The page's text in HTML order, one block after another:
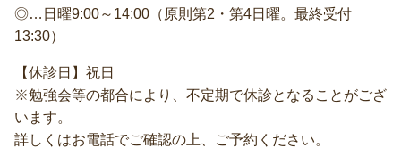
◎…日曜9:00～14:00（原則第2・第4日曜。最終受付
13:30）
【休診日】祝日
※勉強会等の都合により、不定期で休診となることがござ
います。
詳しくはお電話でご確認の上、ご予約ください。